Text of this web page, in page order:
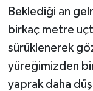
Beklediği an
birkaç metre
sürüklenerek
yüreğimizden
yaprak daha